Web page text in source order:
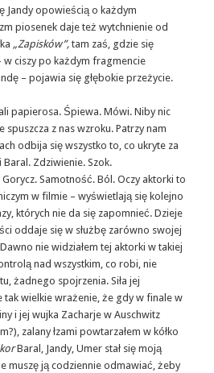
Jandy opowieścią o każdym
piosenek daje też wytchnienie od
„Zapisków”,tam zaś, gdzie się
ciszy po każdym fragmencie
– pojawia się głębokie przeżycie.
papierosa. Śpiewa. Mówi. Niby nic
spuszcza z nas wzroku. Patrzy nam
odbija się wszystko to, co ukryte za
Baral. Zdziwienie. Szok.
Samotność. Ból. Oczy aktorki to
w filmie – wyświetlają się kolejno
których nie da się zapomnieć. Dzieje
oddaje się w służbę zarówno swojej
nie widziałem tej aktorki w takiej
nad wszystkim, co robi, nie
żadnego spojrzenia. Siła jej
tak wielkie wrażenie, że gdy w finale w
i jej wujka Zacharje w Auschwitz
zalany łzami powtarzałem w kółko
Baral, Jandy, Umer stał się moją
muszę ją codziennie odmawiać, żeby